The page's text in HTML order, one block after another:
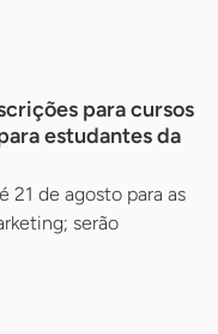
para cursos
estudantes da
21 de agosto para as
serão